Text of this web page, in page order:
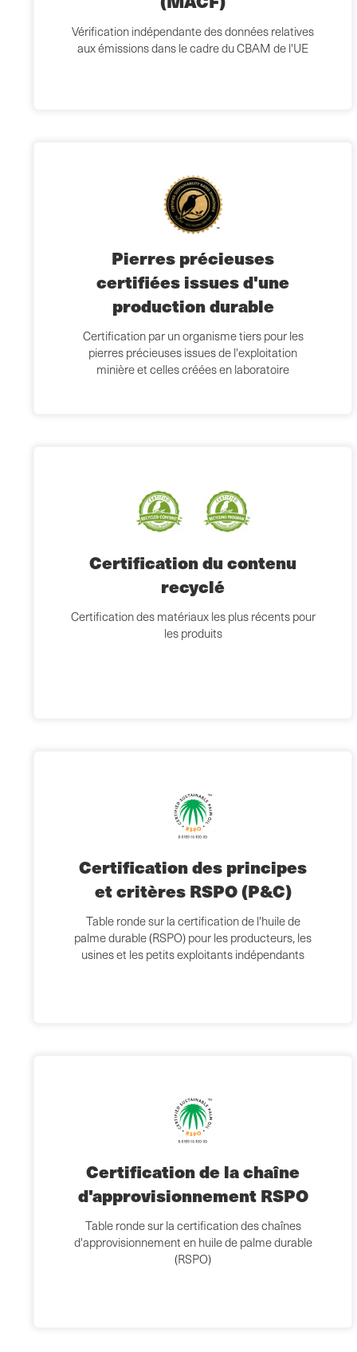
Vérification indépendante des données relatives
aux émissions dans le cadre du CBAM de l'UE
Pierres précieuses
certifiées issues d'une
production durable
Certification par un organisme tiers pour les
pierres précieuses issues de l'exploitation
minière et celles créées en laboratoire
Certification du contenu
recyclé
Certification des matériaux les plus récents pour
les produits
Certification des principes
et critères RSPO (P&C)
Table ronde sur la certification de l'huile de
palme durable (RSPO) pour les producteurs, les
usines et les petits exploitants indépendants
Certification de la chaîne
d'approvisionnement RSPO
Table ronde sur la certification des chaînes
d'approvisionnement en huile de palme durable
(RSPO)